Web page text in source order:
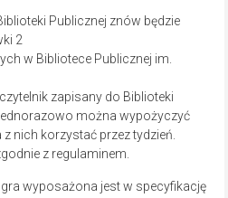
w Bibliotece Publicznej im.
zapisany do Biblioteki
można wypożyczyć
nich korzystać przez tydzień.
z regulaminem.
wyposażona jest w specyfikację